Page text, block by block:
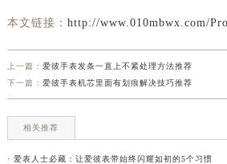
本文链接： http://www.010mbwx.com/
上一篇： 爱彼手表发条一直上不紧处理方法推荐
下一篇： 爱彼手表机芯里面有划痕解决技巧推荐
相关推荐
· 爱表人士必藏：让爱彼表带始终闪耀如初的5个习惯